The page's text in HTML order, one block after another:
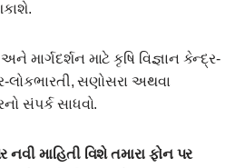
માર્ગદર્શન માટે કૃષિ વિજ્ઞાન કેન્દ્ર-
લોકભારતી, સણોસરા અથવા
સંપર્ક સાધવો.
માહિતી વિશે તમારા ફોન પર